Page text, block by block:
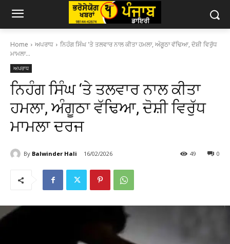
Home ਅਪਰਾਧ
ਨਿਹੰਗ ਸਿੰਘ 'ਤੇ ਤਲਵਾਰ ਨਾਲ ਕੀਤਾ ਹਮਲਾ, ਅੰਗੂਠਾ ਵੱਢਿਆ, ਦੋਸ਼ੀ ਵਿਰੁੱਧ
ਮਾਮਲਾ...
ਅਪਰਾਧ
ਨਿਹੰਗ ਸਿੰਘ ‘ਤੇ ਤਲਵਾਰ ਨਾਲ ਕੀਤਾ
ਹਮਲਾ, ਅੰਗੂਠਾ ਵੱਢਿਆ, ਦੋਸ਼ੀ ਵਿਰੁੱਧ
ਮਾਮਲਾ ਦਰਜ
By Balwinder Hali 16/02/2026 0
49